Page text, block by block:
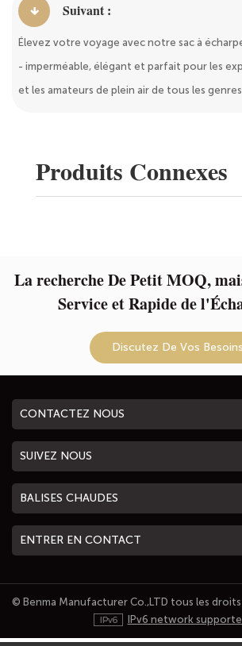
Suivant :
Élevez votre voyage avec notre sac à
- imperméable, élégant et parfait pour les
et les amateurs de plein air de tous les genres.
Produits Connexes
La recherche De Petit MOQ,
Service et Rapide de
Discutez De Vos Besoins
CONTACTEZ NOUS
SUIVEZ NOUS
BALISES CHAUDES
ENTRER EN CONTACT
© Benma Manufacturer Co.,LTD tous les droits
IPv6 network